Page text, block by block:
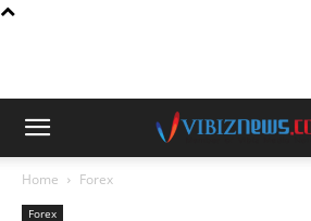
Home Forex
Forex